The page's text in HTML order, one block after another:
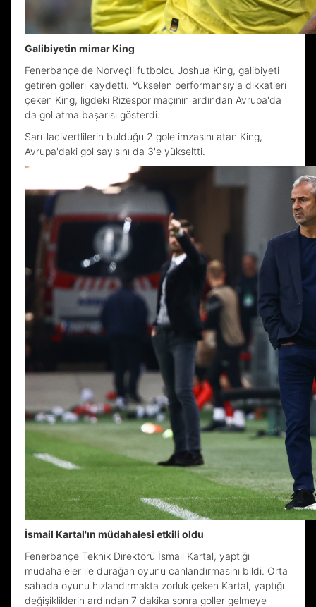
Galibiyetin mimar King
Fenerbahçe'de Norveçli futbolcu Joshua King, galibiyeti
getiren golleri kaydetti. Yükselen performansıyla dikkatleri
çeken King, ligdeki Rizespor maçının ardından Avrupa'da
da gol atma başarısı gösterdi.
Sarı-lacivertlilerin bulduğu 2 gole imzasını atan King,
Avrupa'daki gol sayısını da 3'e yükseltti.
İsmail Kartal'ın müdahalesi etkili oldu
Fenerbahçe Teknik Direktörü İsmail Kartal, yaptığı
müdahaleler ile durağan oyunu canlandırmasını bildi. Orta
sahada oyunu hızlandırmakta zorluk çeken Kartal, yaptığı
değişikliklerin ardından 7 dakika sonra goller gelmeye